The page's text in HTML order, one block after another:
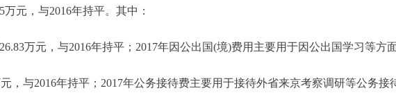
元，与2016年持平。其中：
万元，与2016年持平；2017年因公出国(境)费用主要用于因公出国学习等方面
与2016年持平；2017年公务接待费主要用于接待外省来京考察调研等公务接